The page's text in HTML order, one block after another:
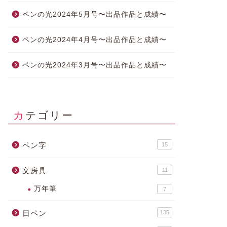
ペンの光2024年5月号〜出品作品と成績〜
ペンの光2024年4月号〜出品作品と成績〜
ペンの光2024年3月号〜出品作品と成績〜
カテゴリー
ペン字 15
文房具 11
万年筆 7
日ペン 135